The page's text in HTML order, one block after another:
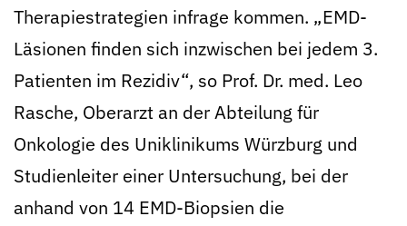
Therapiestrategien infrage kommen. „EMD-
Läsionen finden sich inzwischen bei jedem 3.
Patienten im Rezidiv“, so Prof. Dr. med. Leo
Rasche, Oberarzt an der Abteilung für
Onkologie des Uniklinikums Würzburg und
Studienleiter einer Untersuchung, bei der
anhand von 14 EMD-Biopsien die